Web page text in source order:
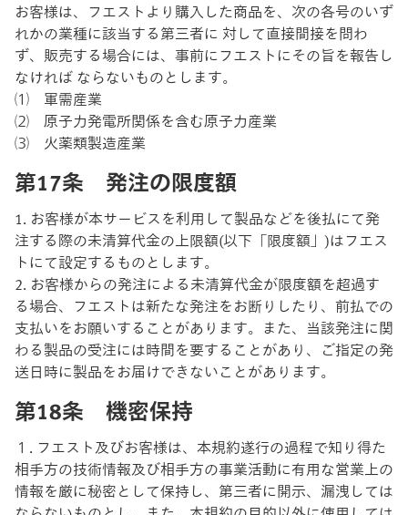
お客様は、フエストより購入した商品を、次の各号のいず
れかの業種に該当する第三者に 対して直接間接を問わ
ず、販売する場合には、事前にフエストにその旨を報告し
なければ ならないものとします。
⑴ 軍需産業
⑵ 原子力発電所関係を含む原子力産業
⑶ 火薬類製造産業
第17条 発注の限度額
1. お客様が本サービスを利用して製品などを後払にて発
注する際の未清算代金の上限額(以下「限度額」)はフエス
トにて設定するものとします。
2. お客様からの発注による未清算代金が限度額を超過す
る場合、フエストは新たな発注をお断りしたり、前払での
支払いをお願いすることがあります。また、当該発注に関
わる製品の受注には時間を要することがあり、ご指定の発
送日時に製品をお届けできないことがあります。
第18条 機密保持
１. フエスト及びお客様は、本規約遂行の過程で知り得た
相手方の技術情報及び相手方の事業活動に有用な営業上の
情報を厳に秘密として保持し、第三者に開示、漏洩しては